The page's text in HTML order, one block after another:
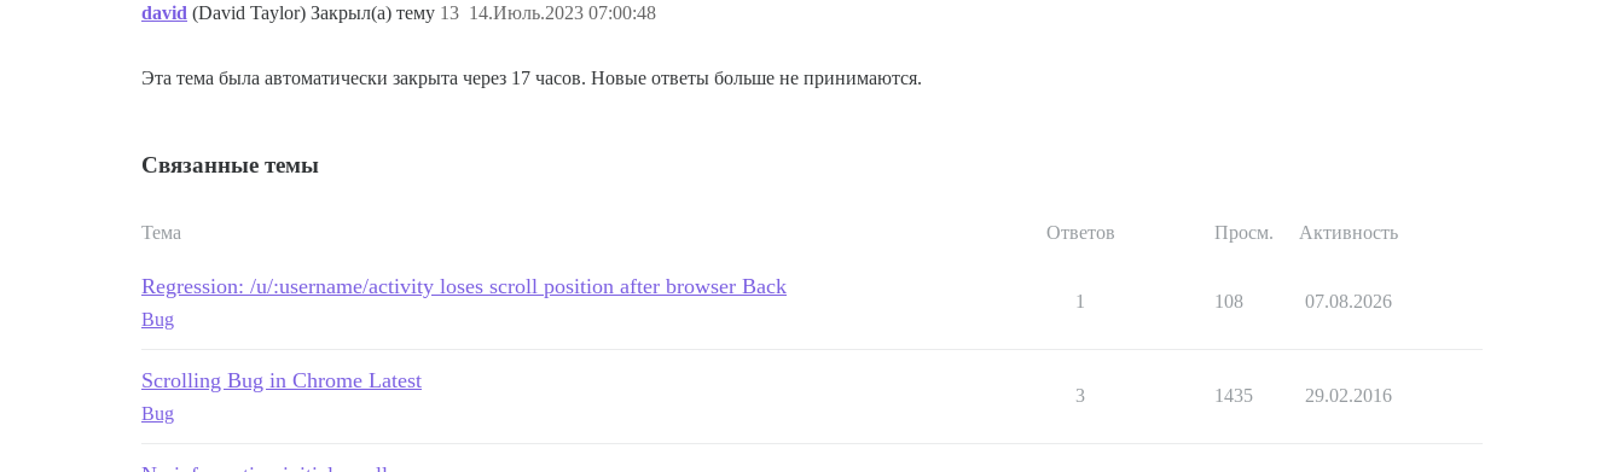
david (David Taylor) Закрыл(а) тему 14.Июль.2023 07:00:48
13
Эта тема была автоматически закрыта через 17 часов. Новые ответы больше не принимаются.
Связанные темы
Тема Ответов Просм. Активность
Regression: /u/:username/activity loses scroll position after browser Back
Bug
1 108 07.08.2026
Scrolling Bug in Chrome Latest
Bug
3 1435 29.02.2016